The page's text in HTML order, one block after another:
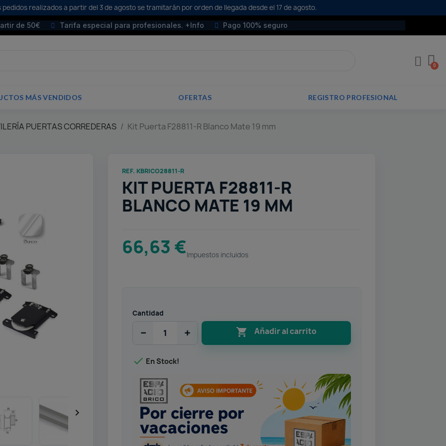
realizados a partir del 3 de agosto se tramitarán por orden de llegada desde el 17 de agosto.
de 50€ Tarifa especial para profesionales. +Info Pago 100% seguro
MÁS VENDIDOS OFERTAS REGISTRO PROFESIONAL
PUERTAS CORREDERAS Kit Puerta F28811-R Blanco Mate 19 mm

REF. KBRICO28811-R
KIT PUERTA F28811-R
BLANCO MATE 19 MM
66,63 €Impuestos incluidos
Cantidad
− +  Añadir al carrito
 En Stock!